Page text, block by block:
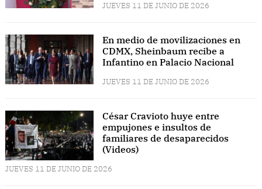
JUEVES 11 DE JUNIO DE 2026
En medio de movilizaciones en
CDMX, Sheinbaum recibe a
Infantino en Palacio Nacional
JUEVES 11 DE JUNIO DE 2026
César Cravioto huye entre
empujones e insultos de
familiares de desaparecidos
(Videos)
JUEVES 11 DE JUNIO DE 2026